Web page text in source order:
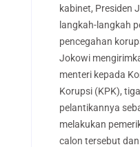
kabinet, Presiden
langkah-langkah
pencegahan
Jokowi
menteri kepada
Korupsi (KPK),
pelantikannya
melakukan
calon tersebut